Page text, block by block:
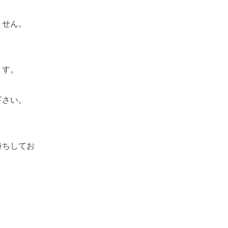
ん。
。
い。
してお